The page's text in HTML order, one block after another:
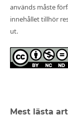
används måste
innehållet tillhör
ut.
Mest lästa